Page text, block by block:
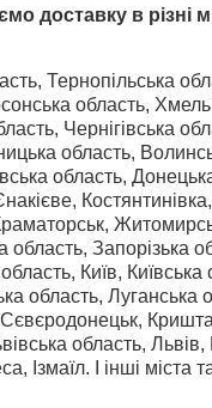
доставку в різні
Тернопільська
область,
Чернігівська
область,
область,
область, Запорізька
Київ, Київська
область, Луганська
область, Львів,
Ізмаїл. І інші міста